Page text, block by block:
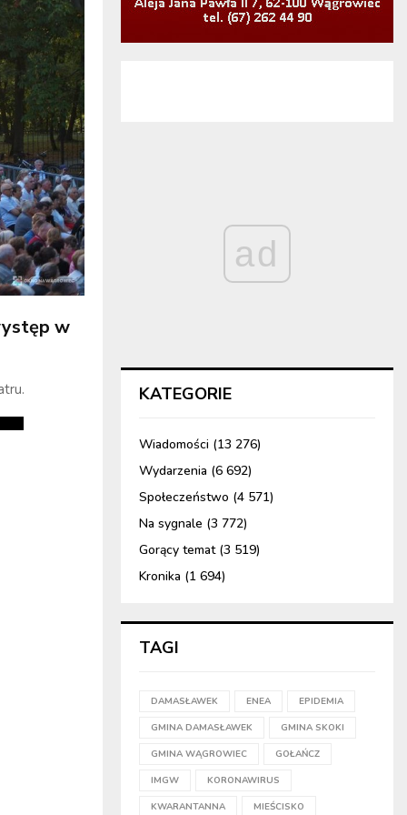
w
ad
KATEGORIE
Wiadomości (13 276)
Wydarzenia (6 692)
Społeczeństwo (4 571)
Na sygnale (3 772)
Gorący temat(3 519)
Kronika (1 694)
TAGI
DAMASŁAWEK ENEA EPIDEMIA
GMINA DAMASŁAWEK GMINA SKOKI
GMINA WĄGROWIEC GOŁAŃCZ
IMGW KORONAWIRUS
KWARANTANNA MIEŚCISKO